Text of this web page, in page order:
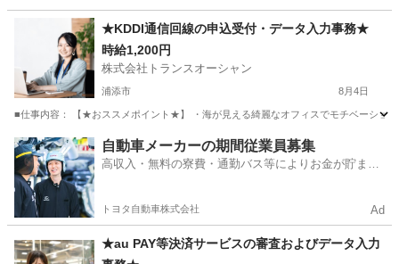
浦添市 一般事務 立体駐車場
★KDDI通信回線の申込受付・データ入力事務★
時給1,200円
株式会社トランスオーシャン
浦添市 8月4日
■仕事内容： 【★おススメポイント★】 ・海が見える綺麗なオフィスでモチベーショ
沖縄 浦添市 その他 スタッフ
自動車メーカーの期間従業員募集
高収入・無料の寮費・通勤バス等によりお金が貯まり
トヨタ自動車株式会社 Ad
★au PAY等決済サービスの審査およびデータ入力